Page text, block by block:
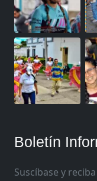
Boletín
Suscíbase y